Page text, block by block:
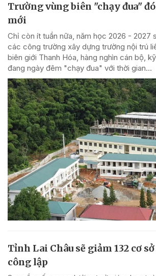
Trường vùng biên "chạy đua"
mới
Chỉ còn ít tuần nữa, năm học 2026 - 2027
các công trường xây dựng trường nội trú
biên giới Thanh Hóa, hàng nghìn cán bộ,
đang ngày đêm "chạy đua" với thời gian...
Tỉnh Lai Châu sẽ giảm 132 cơ
công lập